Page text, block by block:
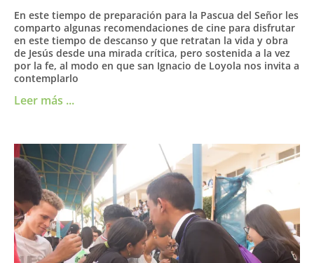
En este tiempo de preparación para la Pascua del Señor les
comparto algunas recomendaciones de cine para disfrutar
en este tiempo de descanso y que retratan la vida y obra
de Jesús desde una mirada crítica, pero sostenida a la vez
por la fe, al modo en que san Ignacio de Loyola nos invita a
contemplarlo
Leer más ...